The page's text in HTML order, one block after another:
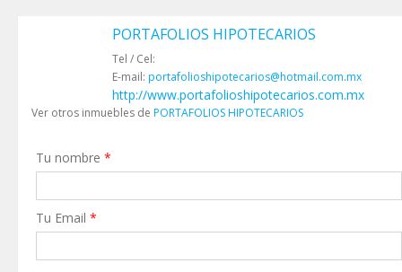
PORTAFOLIOS HIPOTECARIOS
Tel / Cel:
E-mail: portafolioshipotecarios@hotmail.com.mx
http://www.portafolioshipotecarios.com.mx
Ver otros inmuebles de PORTAFOLIOS HIPOTECARIOS
Tu nombre *
Tu Email *